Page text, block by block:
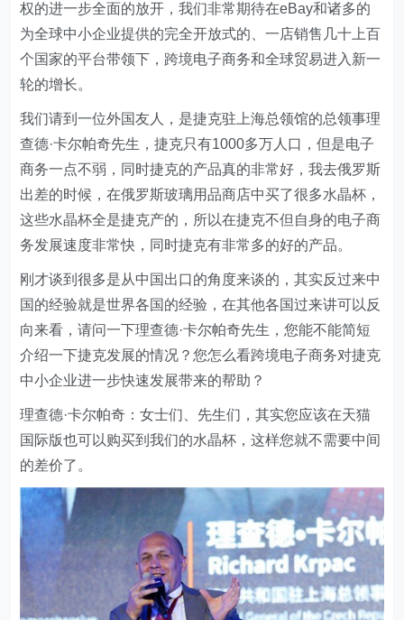
权的进一步全面的放开，我们非常期待在eBay和诸多的
为全球中小企业提供的完全开放式的、一店销售几十上百
个国家的平台带领下，跨境电子商务和全球贸易进入新一
轮的增长。
我们请到一位外国友人，是捷克驻上海总领馆的总领事理
查德·卡尔帕奇先生，捷克只有1000多万人口，但是电子
商务一点不弱，同时捷克的产品真的非常好，我去俄罗斯
出差的时候，在俄罗斯玻璃用品商店中买了很多水晶杯，
这些水晶杯全是捷克产的，所以在捷克不但自身的电子商
务发展速度非常快，同时捷克有非常多的好的产品。
刚才谈到很多是从中国出口的角度来谈的，其实反过来中
国的经验就是世界各国的经验，在其他各国过来讲可以反
向来看，请问一下理查德·卡尔帕奇先生，您能不能简短
介绍一下捷克发展的情况？您怎么看跨境电子商务对捷克
中小企业进一步快速发展带来的帮助？
理查德·卡尔帕奇：女士们、先生们，其实您应该在天猫
国际版也可以购买到我们的水晶杯，这样您就不需要中间
的差价了。